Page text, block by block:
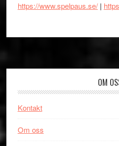
https://www.spelpaus.se/|
OM
Kontakt
Om oss